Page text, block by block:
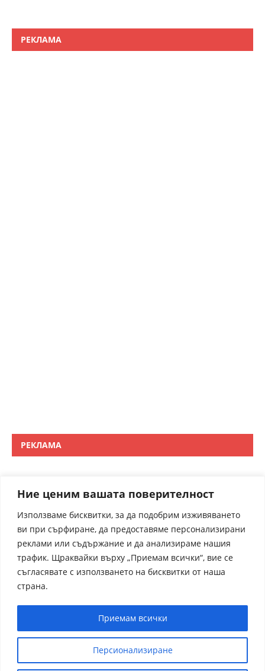
Ние ценим вашата поверителност
Използваме бисквитки, за да подобрим изживяването
ви при сърфиране, да предоставяме персонализирани
реклами или съдържание и да анализираме нашия
трафик. Щраквайки върху „Приемам всички“, вие се
съгласявате с използването на бисквитки от наша
страна.
Персионализиране
Приемам всички
РЕКЛАМА
РЕКЛАМА